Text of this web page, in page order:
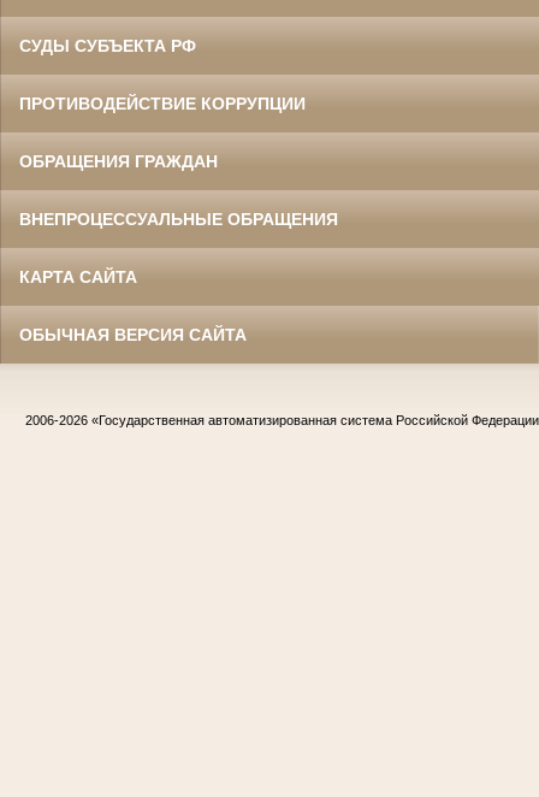
СУДЫ СУБЪЕКТА РФ
ПРОТИВОДЕЙСТВИЕ КОРРУПЦИИ
ОБРАЩЕНИЯ ГРАЖДАН
ВНЕПРОЦЕССУАЛЬНЫЕ ОБРАЩЕНИЯ
КАРТА САЙТА
ОБЫЧНАЯ ВЕРСИЯ САЙТА
2006-2026 «Государственная автоматизированная система Российской